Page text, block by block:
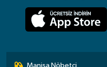
Manisa Nöbetçi